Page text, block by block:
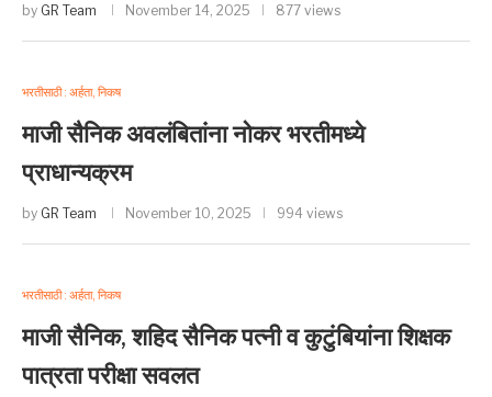
by GR Team November 14, 2025 877 views
भरतीसाठी : अर्हता, निकष
माजी सैनिक अवलंबितांना नोकर भरतीमध्ये
प्राधान्यक्रम
by GR Team November 10, 2025 994 views
भरतीसाठी : अर्हता, निकष
माजी सैनिक, शहिद सैनिक पत्नी व कुटुंबियांना शिक्षक
पात्रता परीक्षा सवलत